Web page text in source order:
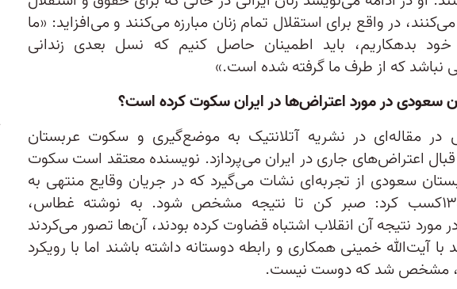
در واقع برای استقلال تمام زنان مبارزه می‌کنند و می‌افزاید: «ما
خود بدهکاریم، باید اطمینان حاصل کنیم که نسل بعدی زندانی
نباشد که از طرف ما گرفته شده است.»
سعودی در مورد اعتراض‌ها در ایران سکوت کرده است؟
مقاله‌ای در نشریه آتلانتیک به موضع‌گیری و سکوت عربستان
اعتراض‌های جاری در ایران می‌پردازد. نویسنده معتقد است سکوت
سعودی از تجربه‌ای نشات می‌گیرد که در جریان وقایع منتهی به
انقلاب ۱۳۵۷کسب کرد: صبر کن تا نتیجه مشخص شود. به نوشته غطاس،
مورد نتیجه آن انقلاب اشتباه قضاوت کرده بودند، آن‌ها تصور می‌کردند
با آیت‌الله خمینی همکاری و رابطه دوستانه داشته باشند اما با رویکرد
مشخص شد که دوست نیست.